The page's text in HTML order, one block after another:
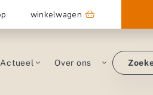
winkelwagen
Actueel Over ons